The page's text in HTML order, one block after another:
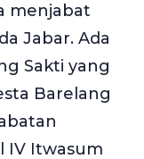
menjabat
Jabar. Ada
Sakti yang
Barelang
IV Itwasum